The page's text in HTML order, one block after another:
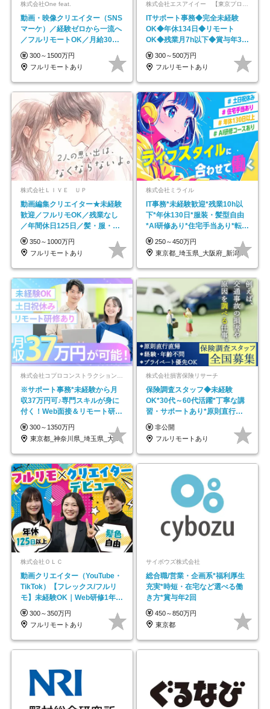
株式会社One feat.
動画・映像クリエイター（SNS
マーケ）／経験ゼロから一流へ
／フルリモートOK／月給30万
円～／年休130日以上
300～1500万円
フルリモートあり
ITサポート事務◆完全未経験
OK◆年休134日◆リモート
OK◆残業月7h以下◆賞与年3回
◆5年目まで必ず昇給
300～500万円
フルリモートあり
株式会社ＬＩＶＥ ＵＰ
動画編集クリエイター★未経験
歓迎／フルリモOK／残業なし
／年間休日125日／髪・服・ネ
イル自由／研修充実で安心
350～1000万円
フルリモートあり
株式会社ミライル
IT事務*未経験歓迎*残業10h以
下*年休130日*服装・髪型自由
*AI研修あり*住宅手当あり*転勤
なし
250～450万円
東京都_埼玉県_大阪府_新潟県_福岡県
※サポート事務*未経験から月
収37万円可♪専門スキルが身に
付く！Web面接＆リモート研修
も充実♪/a
300～1350万円
東京都_神奈川県_埼玉県_大阪府_愛知県…
株式会社損害保険リサーチ
保険調査スタッフ◆未経験
OK*30代～60代活躍*丁寧な講
習・サポートあり*原則直行直
帰／全国募集・業務委託
非公開
フルリモートあり
株式会社ＯＬＣ
動画クリエイター（YouTube・
TikTok）【フレックス/フルリ
モ】未経験OK｜Web研修1年間
｜副業OK
300～350万円
フルリモートあり
サイボウズ株式会社
総合職/営業・企画系*福利厚生
充実*時短・在宅など選べる働
き方*賞与年2回
450～850万円
東京都